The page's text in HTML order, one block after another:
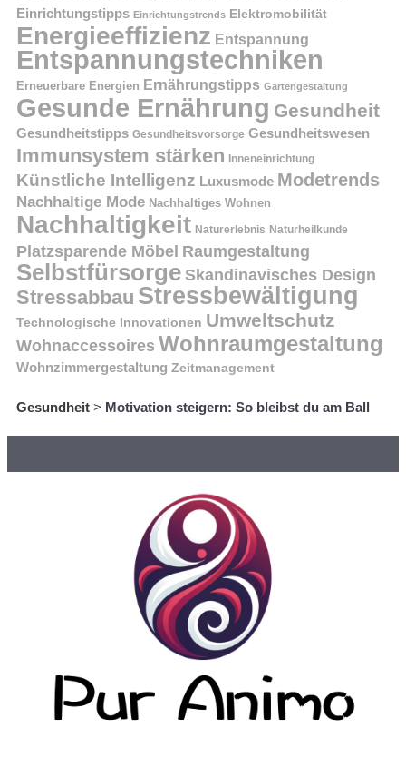
Einrichtungstipps Einrichtungstrends Elektromobilität
Energieeffizienz Entspannung
Entspannungstechniken
Erneuerbare Energien Ernährungstipps Gartengestaltung
Gesunde Ernährung Gesundheit
Gesundheitstipps Gesundheitsvorsorge Gesundheitswesen
Immunsystem stärken Inneneinrichtung
Künstliche Intelligenz Luxusmode Modetrends
Nachhaltige Mode Nachhaltiges Wohnen
Nachhaltigkeit Naturerlebnis Naturheilkunde
Platzsparende Möbel Raumgestaltung
Selbstfürsorge Skandinavisches Design
Stressabbau Stressbewältigung
Technologische Innovationen Umweltschutz
Wohnaccessoires Wohnraumgestaltung
Wohnzimmergestaltung Zeitmanagement
Gesundheit > Motivation steigern: So bleibst du am Ball